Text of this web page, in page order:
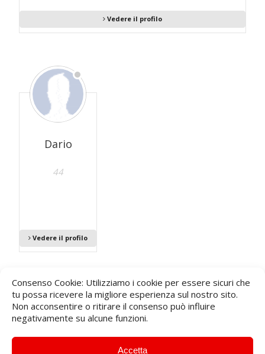
Consenso Cookie: Utilizziamo i cookie per essere sicuri che
tu possa ricevere la migliore esperienza sul nostro sito.
Non acconsentire o ritirare il consenso può influire
negativamente su alcune funzioni.
Accetta
Vedere il profilo
Dario
44
Vedere il profilo
1 2 … 12 →